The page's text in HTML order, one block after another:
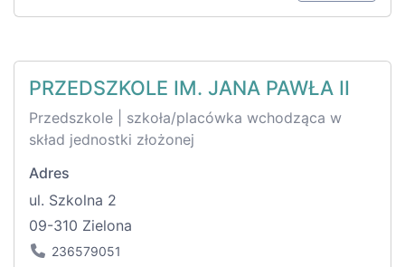
PRZEDSZKOLE IM. JANA PAWŁA II
Przedszkole | szkoła/placówka wchodząca w
skład jednostki złożonej
Adres
ul. Szkolna 2
09-310 Zielona
236579051